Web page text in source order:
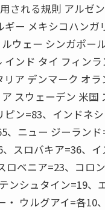
される規則 アルゼ
ギー メキシコハンガ
ウェー シンガポー
インド タイ フィン
リア デンマーク オ
スウェーデン 米国
ピン=83、インドネ
、ニュー ジーラン
スロバキア=36、
ロベニア=23、コロ
ンシュタイン=19、
・ ウルグアイ=各10